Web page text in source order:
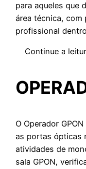
para aqueles que
área técnica, com
profissional
Continue a
O Operador
as portas ópticas
atividades de
sala GPON,